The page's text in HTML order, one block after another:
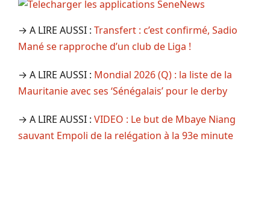
→ A LIRE AUSSI : Transfert : c’est confirmé, Sadio
Mané se rapproche d’un club de Liga !
→ A LIRE AUSSI : Mondial 2026 (Q) : la liste de la
Mauritanie avec ses ‘Sénégalais’ pour le derby
→ A LIRE AUSSI : VIDEO : Le but de Mbaye Niang
sauvant Empoli de la relégation à la 93e minute